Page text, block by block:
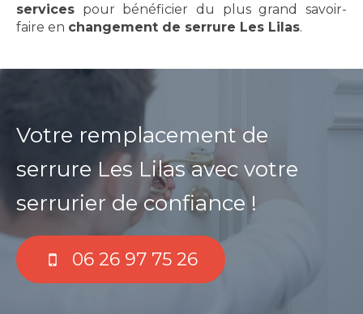
services pour bénéficier du plus grand savoir-
faire en changement de serrure Les Lilas.
Votre remplacement de
serrure Les Lilas avec votre
serrurier de confiance !
06 26 97 75 26